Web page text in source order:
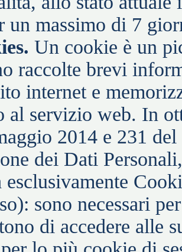
un massimo di 7
Un cookie è un
raccolte brevi
internet e
al servizio web. In
2014 e 231
dei Dati
esclusivamente
sono necessari
di accedere alle